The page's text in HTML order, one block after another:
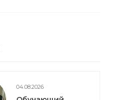
04.08.2026